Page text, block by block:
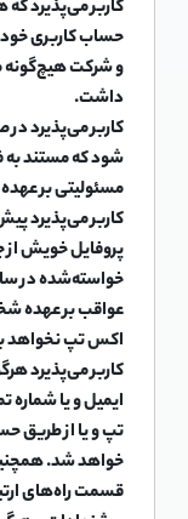
کاربر می‌پذیرد
حساب کاربری
و شرکت هیچ‌گونه
داشت.
کاربر می‌پذیرد
شود که مستند
مسئولیتی بر
کاربر می‌پذیرد
پروفایل خویش از
خواسته‌شده در
عواقب بر عهده
اکس تپ نخواهد
کاربر می‌پذیرد
ایمیل و یا
تپ و یا از طریق
خواهد شد. همچنین
قسمت راه‌های